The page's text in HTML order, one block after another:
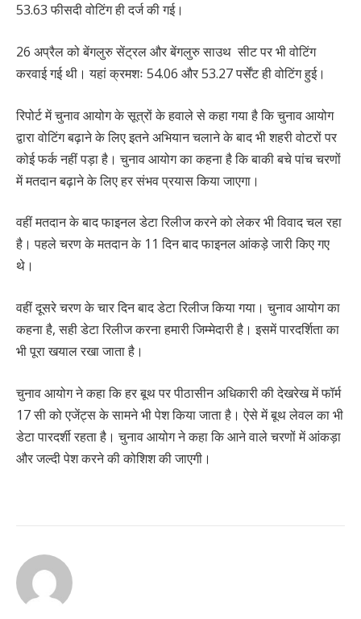
53.63 फीसदी वोटिंग ही दर्ज की गई।
26 अप्रैल को बेंगलुरु सेंट्रल और बेंगलुरु साउथ सीट पर भी वोटिंग
करवाई गई थी। यहां क्रमशः 54.06 और 53.27 पर्सेंट ही वोटिंग हुई।
रिपोर्ट में चुनाव आयोग के सूत्रों के हवाले से कहा गया है कि चुनाव आयोग
द्वारा वोटिंग बढ़ाने के लिए इतने अभियान चलाने के बाद भी शहरी वोटरों पर
कोई फर्क नहीं पड़ा है। चुनाव आयोग का कहना है कि बाकी बचे पांच चरणों
में मतदान बढ़ाने के लिए हर संभव प्रयास किया जाएगा।
वहीं मतदान के बाद फाइनल डेटा रिलीज करने को लेकर भी विवाद चल रहा
है। पहले चरण के मतदान के 11 दिन बाद फाइनल आंकड़े जारी किए गए
थे।
वहीं दूसरे चरण के चार दिन बाद डेटा रिलीज किया गया। चुनाव आयोग का
कहना है, सही डेटा रिलीज करना हमारी जिम्मेदारी है। इसमें पारदर्शिता का
भी पूरा खयाल रखा जाता है।
चुनाव आयोग ने कहा कि हर बूथ पर पीठासीन अधिकारी की देखरेख में फॉर्म
17 सी को एजेंट्स के सामने भी पेश किया जाता है। ऐसे में बूथ लेवल का भी
डेटा पारदर्शी रहता है। चुनाव आयोग ने कहा कि आने वाले चरणों में आंकड़ा
और जल्दी पेश करने की कोशिश की जाएगी।